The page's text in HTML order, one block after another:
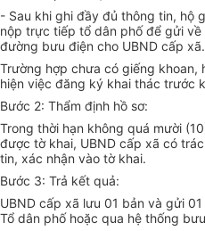
- Sau khi ghi đầy đủ thông tin, hộ
nộp trực tiếp tổ dân phố để gửi
đường bưu điện cho UBND cấp xã.
Trường hợp chưa có giếng khoan,
hiện việc đăng ký khai thác trước
Bước 2: Thẩm định hồ sơ:
Trong thời hạn không quá mười
được tờ khai, UBND cấp xã có
tin, xác nhận vào tờ khai.
Bước 3: Trả kết quả:
UBND cấp xã lưu 01 bản và gửi
Tổ dân phố hoặc qua hệ thống